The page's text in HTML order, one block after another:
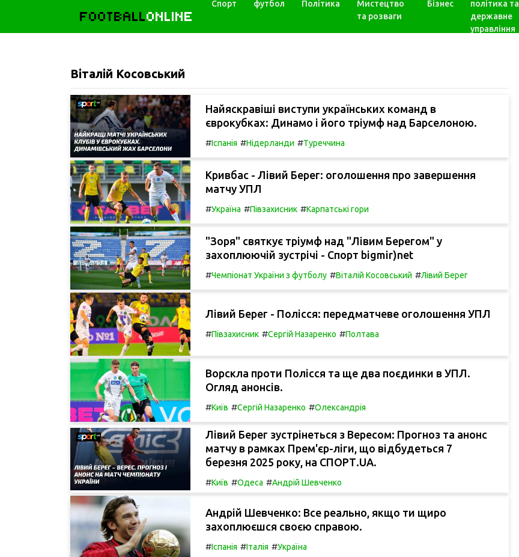
FOOTBALLONLINE
Спорт футбол Політика
Мистецтво
та розваги
Бізнес
політика та
державне
управління
Віталій Косовський
Найяскравіші виступи українських команд в
єврокубках: Динамо і його тріумф над Барселоною.
#Іспанія #Нідерланди #Туреччина
Кривбас - Лівий Берег: оголошення про завершення
матчу УПЛ
#Україна #Півзахисник #Карпатські гори
"Зоря" святкує тріумф над "Лівим Берегом" у
захоплюючій зустрічі - Спорт bigmir)net
#Чемпіонат України з футболу #Віталій Косовський #Лівий Берег
Лівий Берег - Полісся: передматчеве оголошення УПЛ
#Півзахисник #Сергій Назаренко #Полтава
Ворскла проти Полісся та ще два поєдинки в УПЛ.
Огляд анонсів.
#Київ #Сергій Назаренко #Олександрія
Лівий Берег зустрінеться з Вересом: Прогноз та анонс
матчу в рамках Прем'єр-ліги, що відбудеться 7
березня 2025 року, на СПОРТ.UA.
#Київ #Одеса #Андрій Шевченко
Андрій Шевченко: Все реально, якщо ти щиро
захоплюєшся своєю справою.
#Іспанія #Італія #Україна